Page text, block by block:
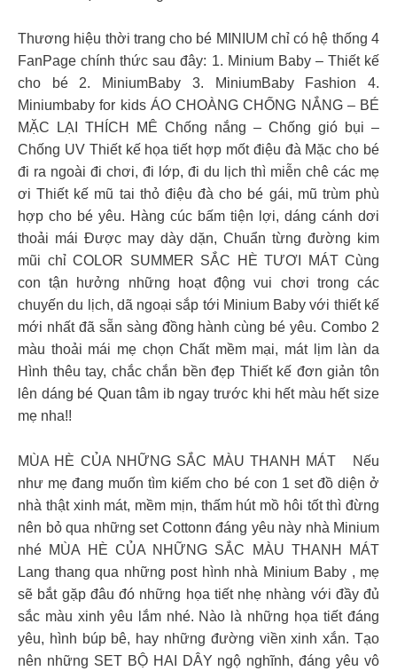
Thương hiệu thời trang cho bé MINIUM chỉ có hệ thống 4
FanPage chính thức sau đây: 1. Minium Baby – Thiết kế
cho bé 2. MiniumBaby 3. MiniumBaby Fashion 4.
Miniumbaby for kids ÁO CHOÀNG CHỐNG NẮNG – BÉ
MẶC LẠI THÍCH MÊ Chống nắng – Chống gió bụi –
Chống UV Thiết kế họa tiết hợp mốt điệu đà Mặc cho bé
đi ra ngoài đi chơi, đi lớp, đi du lịch thì miễn chê các mẹ
ơi Thiết kế mũ tai thỏ điệu đà cho bé gái, mũ trùm phù
hợp cho bé yêu. Hàng cúc bấm tiện lợi, dáng cánh dơi
thoải mái Được may dày dặn, Chuẩn từng đường kim
mũi chỉ COLOR SUMMER SẮC HÈ TƯƠI MÁT Cùng
con tận hưởng những hoạt động vui chơi trong các
chuyến du lịch, dã ngoại sắp tới Minium Baby với thiết kế
mới nhất đã sẵn sàng đồng hành cùng bé yêu. Combo 2
màu thoải mái mẹ chọn Chất mềm mại, mát lịm làn da
Hình thêu tay, chắc chắn bền đẹp Thiết kế đơn giản tôn
lên dáng bé Quan tâm ib ngay trước khi hết màu hết size
mẹ nha!!
MÙA HÈ CỦA NHỮNG SẮC MÀU THANH MÁT Nếu
như mẹ đang muốn tìm kiếm cho bé con 1 set đồ diện ở
nhà thật xinh mát, mềm mịn, thấm hút mồ hôi tốt thì đừng
nên bỏ qua những set Cottonn đáng yêu này nhà Minium
nhé MÙA HÈ CỦA NHỮNG SẮC MÀU THANH MÁT
Lang thang qua những post hình nhà Minium Baby , mẹ
sẽ bắt gặp đâu đó những họa tiết nhẹ nhàng với đầy đủ
sắc màu xinh yêu lắm nhé. Nào là những họa tiết đáng
yêu, hình búp bê, hay những đường viền xinh xắn. Tạo
nên những SET BỘ HAI DÂY ngộ nghĩnh, đáng yêu vô